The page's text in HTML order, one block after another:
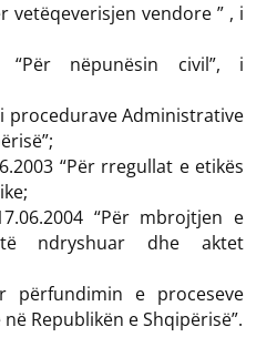
vetëqeverisjen vendore ” , i
nëpunësin civil”, i
procedurave Administrative
“Për rregullat e etikës
“Për mbrojtjen e
ndryshuar dhe aktet
përfundimin e proceseve
Republikën e Shqipërisë”.